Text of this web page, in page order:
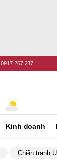
0917 267 237
Kinh doanh
Chiến tranh